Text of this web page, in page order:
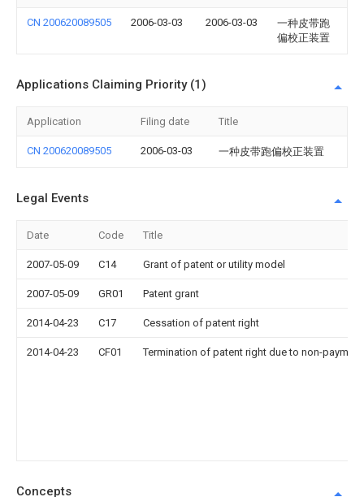
CN 200620089505 2006-03-03 2006-03-03
一种皮带跑
偏校正装置
Applications Claiming Priority (1)
Application Filing date Title
CN 200620089505 2006-03-03 一种皮带跑偏校正装置
Legal Events
Date Code Title
2007-05-09 C14 Grant of patent or utility model
2007-05-09 GR01 Patent grant
2014-04-23 C17 Cessation of patent right
2014-04-23 CF01 Termination of patent right due to non-
Concepts